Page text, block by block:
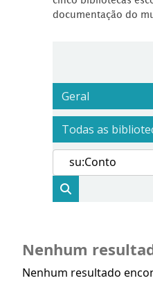
documentação do
Nenhum
Nenhum resultado